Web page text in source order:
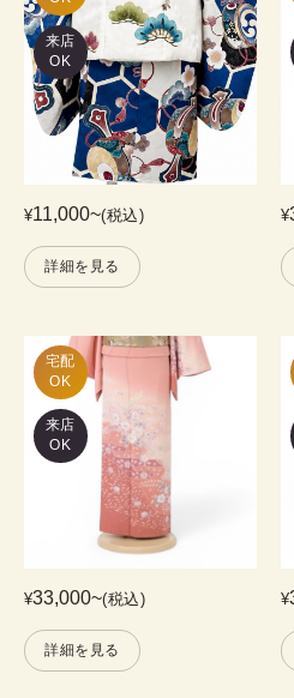
来店
OK
¥11,000~(税込)
詳細を見る
¥
宅配
OK
来店
OK
¥33,000~(税込)
詳細を見る
¥